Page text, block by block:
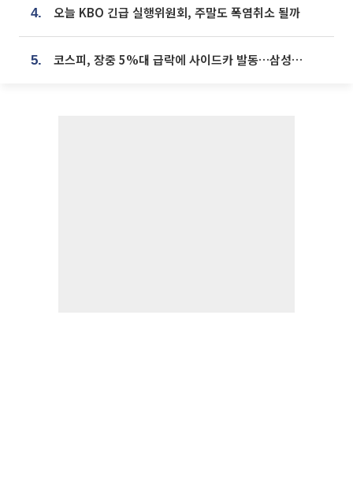
4. 오늘 KBO 긴급 실행위원회, 주말도 폭염취소 될까
5. 코스피, 장중 5%대 급락에 사이드카 발동…삼성·SK 동반 폭락